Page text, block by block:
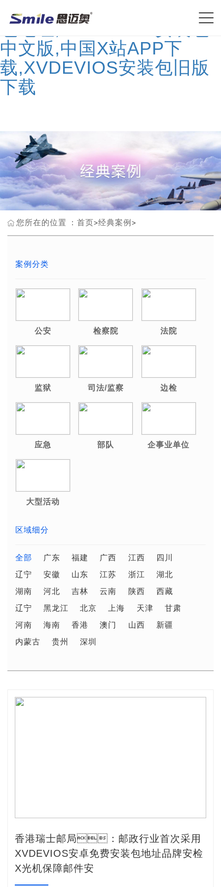
XVDEVIOS安卓免费安装
包地址,XVDEVIOS安装包
中文版,中国X站APP下
载,XVDEVIOS安装包旧版
下载
您所在的位置： 首页>经典案例 >
案例分类
公安 检察院 法院
监狱 司法/监察 边检
应急 部队 企事业单位
大型活动
区域细分
全部 广东 福建 广西 江西
四川
辽宁
安徽 山东 江苏 浙江
湖北
湖南
河北 吉林 云南 陕西
西藏
辽宁
黑龙江 北京 上海 天津
甘肃
河南
海南 香港 澳门 山西
新疆
内蒙古
贵州 深圳
香港瑞士邮局：邮政行业首次采用
XVDEVIOS安卓免费安装包地址品牌安检
X光机保障邮件安